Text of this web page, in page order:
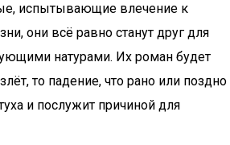
испытывающие влечение к
они всё равно станут друг для
натурами. Их роман будет
то падение, что рано или поздно
и послужит причиной для